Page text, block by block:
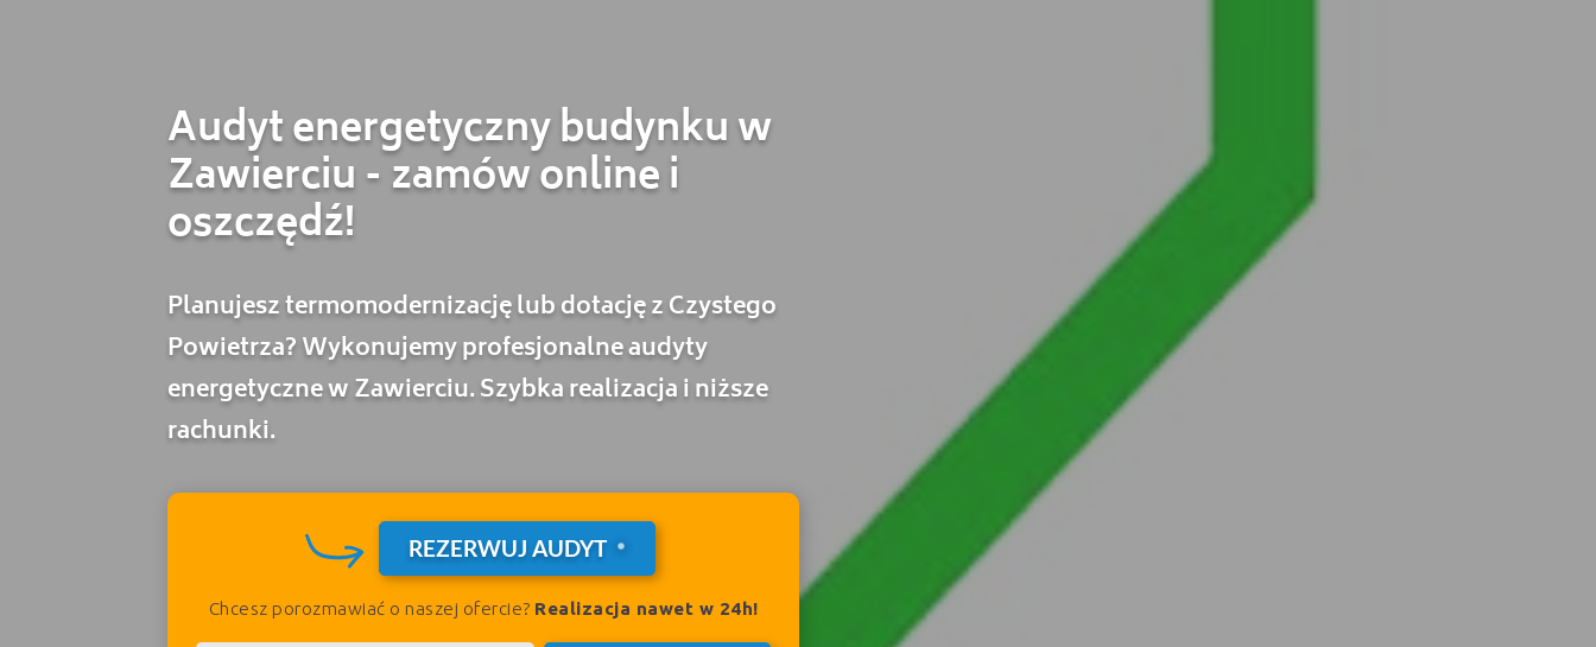
Audyt energetyczny budynku w
Zawierciu - zamów online i
oszczędź!
Planujesz termomodernizację lub dotację z Czystego
Powietrza? Wykonujemy profesjonalne audyty
energetyczne w Zawierciu. Szybka realizacja i niższe
rachunki.
REZERWUJ AUDYT
Chcesz porozmawiać o naszej ofercie? Realizacja nawet w 24h!